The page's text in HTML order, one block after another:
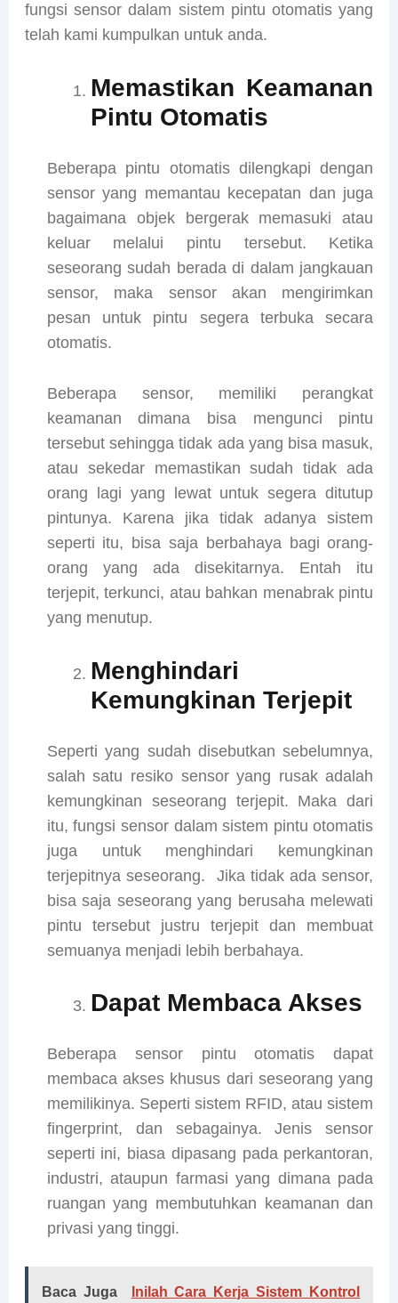
fungsi sensor dalam sistem pintu otomatis yang
telah kami kumpulkan untuk anda.
Memastikan Keamanan
Pintu Otomatis
Beberapa pintu otomatis dilengkapi dengan
sensor yang memantau kecepatan dan juga
bagaimana objek bergerak memasuki atau
keluar melalui pintu tersebut. Ketika
seseorang sudah berada di dalam jangkauan
sensor, maka sensor akan mengirimkan
pesan untuk pintu segera terbuka secara
otomatis.
Beberapa sensor, memiliki perangkat
keamanan dimana bisa mengunci pintu
tersebut sehingga tidak ada yang bisa masuk,
atau sekedar memastikan sudah tidak ada
orang lagi yang lewat untuk segera ditutup
pintunya. Karena jika tidak adanya sistem
seperti itu, bisa saja berbahaya bagi orang-
orang yang ada disekitarnya. Entah itu
terjepit, terkunci, atau bahkan menabrak pintu
yang menutup.
Menghindari
Kemungkinan Terjepit
Seperti yang sudah disebutkan sebelumnya,
salah satu resiko sensor yang rusak adalah
kemungkinan seseorang terjepit. Maka dari
itu, fungsi sensor dalam sistem pintu otomatis
juga untuk menghindari kemungkinan
terjepitnya seseorang. Jika tidak ada sensor,
bisa saja seseorang yang berusaha melewati
pintu tersebut justru terjepit dan membuat
semuanya menjadi lebih berbahaya.
Dapat Membaca Akses
Beberapa sensor pintu otomatis dapat
membaca akses khusus dari seseorang yang
memilikinya. Seperti sistem RFID, atau sistem
fingerprint, dan sebagainya. Jenis sensor
seperti ini, biasa dipasang pada perkantoran,
industri, ataupun farmasi yang dimana pada
ruangan yang membutuhkan keamanan dan
privasi yang tinggi.
Baca Juga Inilah Cara Kerja Sistem Kontrol